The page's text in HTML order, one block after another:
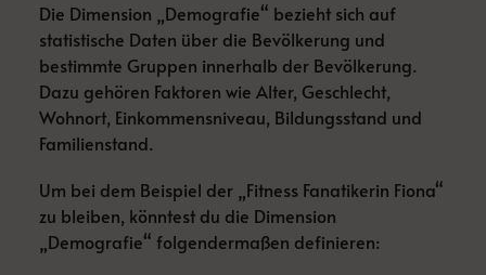
Die Dimension „Demografie“ bezieht sich auf
statistische Daten über die Bevölkerung und
bestimmte Gruppen innerhalb der Bevölkerung.
Dazu gehören Faktoren wie Alter, Geschlecht,
Wohnort, Einkommensniveau, Bildungsstand und
Familienstand.
Um bei dem Beispiel der „Fitness Fanatikerin Fiona“
zu bleiben, könntest du die Dimension
„Demografie“ folgendermaßen definieren: